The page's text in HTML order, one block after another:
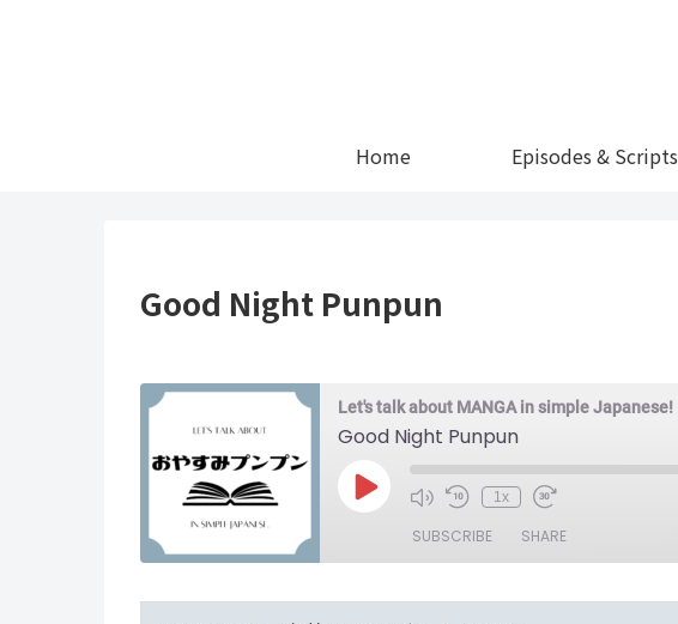
Home Episodes & Scripts
Good Night Punpun
Let's talk about MANGA in simple Japanese!
Good Night Punpun
Play
Episode
1x
SUBSCRIBE SHARE